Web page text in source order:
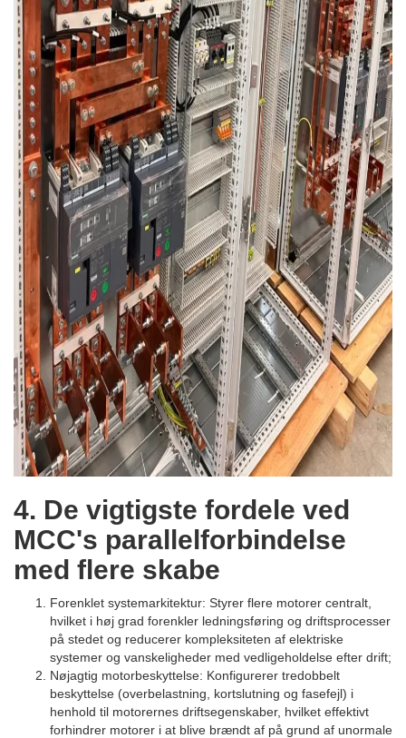
4. De vigtigste fordele ved
MCC's parallelforbindelse
med flere skabe
Forenklet systemarkitektur: Styrer flere motorer centralt,
hvilket i høj grad forenkler ledningsføring og driftsprocesser
på stedet og reducerer kompleksiteten af elektriske
systemer og vanskeligheder med vedligeholdelse efter drift;
Nøjagtig motorbeskyttelse: Konfigurerer tredobbelt
beskyttelse (overbelastning, kortslutning og fasefejl) i
henhold til motorernes driftsegenskaber, hvilket effektivt
forhindrer motorer i at blive brændt af på grund af unormale